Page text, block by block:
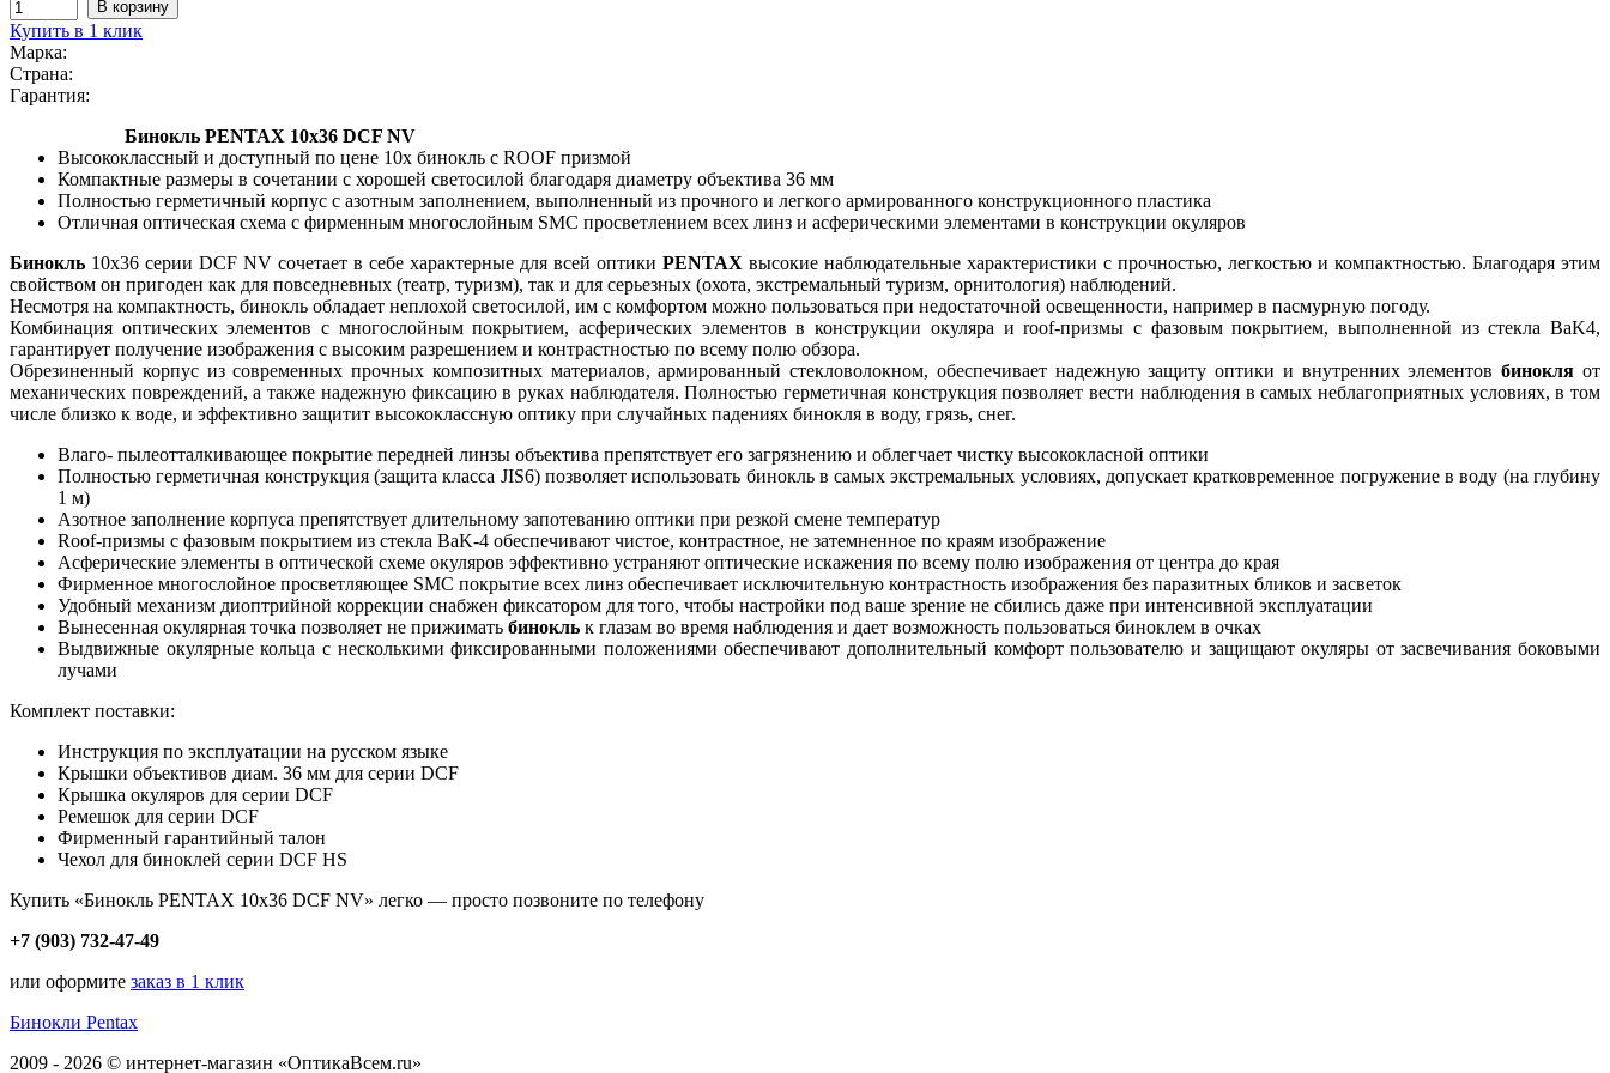
Купить в 1 клик
Марка:
Страна:
Гарантия:
Бинокль PENTAX 10x36 DCF NV
Высококлассный и доступный по цене 10x бинокль с ROOF призмой
Компактные размеры в сочетании с хорошей светосилой благодаря диаметру объектива 36 мм
Полностью герметичный корпус с азотным заполнением, выполненный из прочного и легкого армированного конструкционного пластика
Отличная оптическая схема с фирменным многослойным SMC просветлением всех линз и асферическими элементами в конструкции окуляров
Бинокль 10х36 серии DCF NV сочетает в себе характерные для всей оптики PENTAX высокие наблюдательные характеристики с прочностью, легкостью и компактностью. Благодаря этим
свойством он пригоден как для повседневных (театр, туризм), так и для серьезных (охота, экстремальный туризм, орнитология) наблюдений.
Несмотря на компактность, бинокль обладает неплохой светосилой, им с комфортом можно пользоваться при недостаточной освещенности, например в пасмурную погоду.
Комбинация оптических элементов с многослойным покрытием, асферических элементов в конструкции окуляра и roof-призмы с фазовым покрытием, выполненной из стекла BaK4,
гарантирует получение изображения с высоким разрешением и контрастностью по всему полю обзора.
Обрезиненный корпус из современных прочных композитных материалов, армированный стекловолокном, обеспечивает надежную защиту оптики и внутренних элементовбинокля от
механических повреждений, а также надежную фиксацию в руках наблюдателя. Полностью герметичная конструкция позволяет вести наблюдения в самых неблагоприятных условиях, в том
числе близко к воде, и эффективно защитит высококлассную оптику при случайных падениях бинокля в воду, грязь, снег.
Влаго- пылеотталкивающее покрытие передней линзы объектива препятствует его загрязнению и облегчает чистку высококласной оптики
Полностью герметичная конструкция (защита класса JIS6) позволяет использовать бинокль в самых экстремальных условиях, допускает кратковременное погружение в воду (на глубину
1 м)
Азотное заполнение корпуса препятствует длительному запотеванию оптики при резкой смене температур
Roof-призмы с фазовым покрытием из стекла BaK-4 обеспечивают чистое, контрастное, не затемненное по краям изображение
Асферические элементы в оптической схеме окуляров эффективно устраняют оптические искажения по всему полю изображения от центра до края
Фирменное многослойное просветляющее SMC покрытие всех линз обеспечивает исключительную контрастность изображения без паразитных бликов и засветок
Удобный механизм диоптрийной коррекции снабжен фиксатором для того, чтобы настройки под ваше зрение не сбились даже при интенсивной эксплуатации
Вынесенная окулярная точка позволяет не прижимать бинокль к глазам во время наблюдения и дает возможность пользоваться биноклем в очках
Выдвижные окулярные кольца с несколькими фиксированными положениями обеспечивают дополнительный комфорт пользователю и защищают окуляры от засвечивания боковыми
лучами
Комплект поставки:
Инструкция по эксплуатации на русском языке
Крышки объективов диам. 36 мм для серии DCF
Крышка окуляров для серии DCF
Ремешок для серии DCF
Фирменный гарантийный талон
Чехол для биноклей серии DCF HS
Купить «Бинокль PENTAX 10x36 DCF NV» легко — просто позвоните по телефону
+7 (903) 732-47-49
или оформите заказ в 1 клик
Бинокли Pentax
2009 - 2026 © интернет-магазин «ОптикаВсем.ru»